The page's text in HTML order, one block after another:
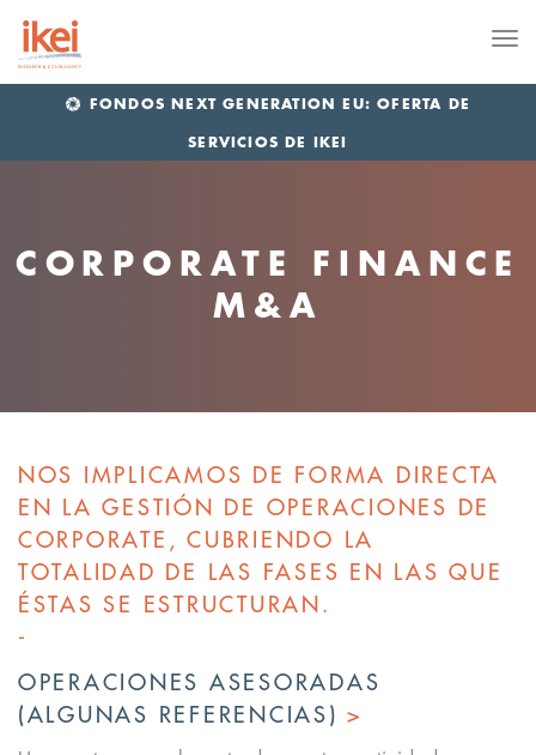
FONDOS NEXT GENERATION EU: OFERTA DE
SERVICIOS DE IKEI
CORPORATE FINANCE
M&A
NOS IMPLICAMOS DE FORMA DIRECTA
EN LA GESTIÓN DE OPERACIONES DE
CORPORATE, CUBRIENDO LA
TOTALIDAD DE LAS FASES EN LAS QUE
ÉSTAS SE ESTRUCTURAN.
-
OPERACIONES ASESORADAS
(ALGUNAS REFERENCIAS)>